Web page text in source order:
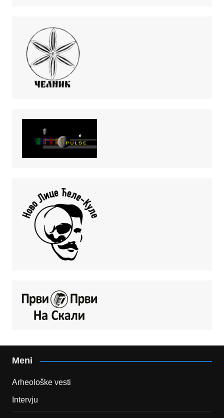
Meni
Arheološke vesti
Intervju